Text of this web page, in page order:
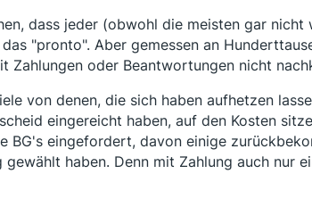
dass jeder (obwohl die meisten gar nicht
"pronto". Aber gemessen an
Zahlungen oder Beantwortungen nicht
von denen, die sich haben aufhetzen
eingereicht haben, auf den Kosten
BG's eingefordert, davon einige
gewählt haben. Denn mit Zahlung auch nur